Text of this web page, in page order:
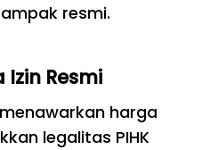
resmi.
Izin Resmi
harga
legalitas PIHK